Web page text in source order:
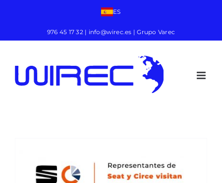
ES
976 45 17 32| info@wirec.es | Grupo Varec